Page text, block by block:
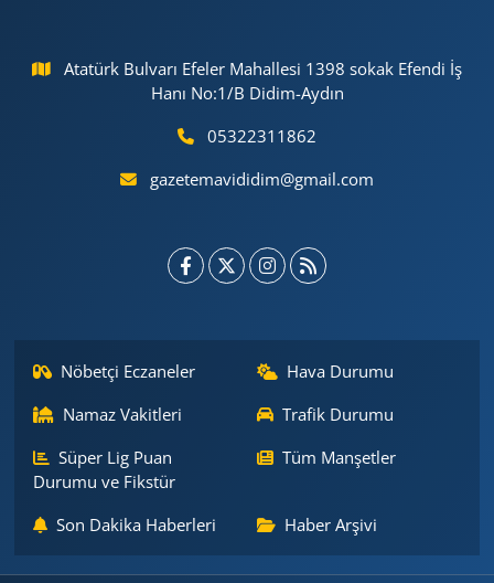
Atatürk Bulvarı Efeler Mahallesi 1398 sokak Efendi İş
Hanı No:1/B Didim-Aydın
05322311862
gazetemavididim@gmail.com
Nöbetçi Eczaneler
Hava Durumu
Namaz Vakitleri
Trafik Durumu
Süper Lig Puan
Durumu ve Fikstür
Tüm Manşetler
Son Dakika Haberleri Haber Arşivi